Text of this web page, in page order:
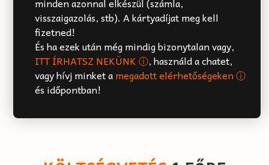
visszaigazolás, stb). A kártyadíjat meg kell
fizetned!
És ha ezek után még mindig bizonytalan vagy,
ITT ÍRHATSZ NEKÜNK ⓘ, használd a chatet,
vagy hívj minket amegadott elérhetőségeken ⓘ
és időpontban!